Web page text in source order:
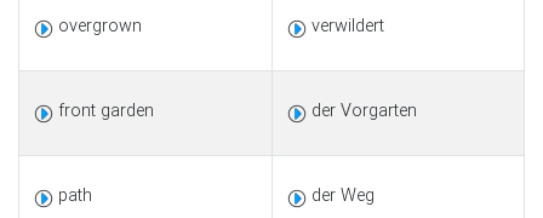
overgrown verwildert
front garden der Vorgarten
path der Weg